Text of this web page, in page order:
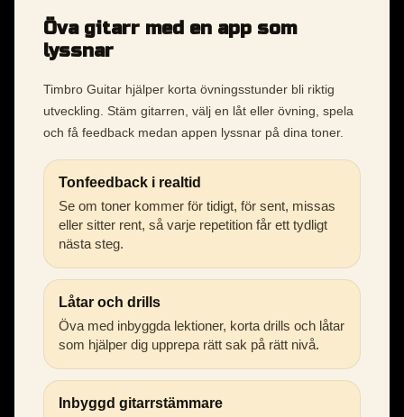
Öva gitarr med en app som
lyssnar
Timbro Guitar hjälper korta övningsstunder bli riktig
utveckling. Stäm gitarren, välj en låt eller övning, spela
och få feedback medan appen lyssnar på dina toner.
Tonfeedback i realtid
Se om toner kommer för tidigt, för sent, missas
eller sitter rent, så varje repetition får ett tydligt
nästa steg.
Låtar och drills
Öva med inbyggda lektioner, korta drills och låtar
som hjälper dig upprepa rätt sak på rätt nivå.
Inbyggd gitarrstämmare